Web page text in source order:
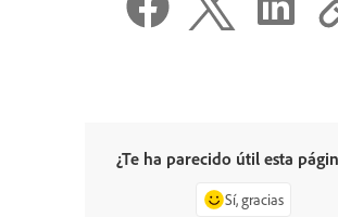
¿Te ha parecido útil esta
Sí, gracias